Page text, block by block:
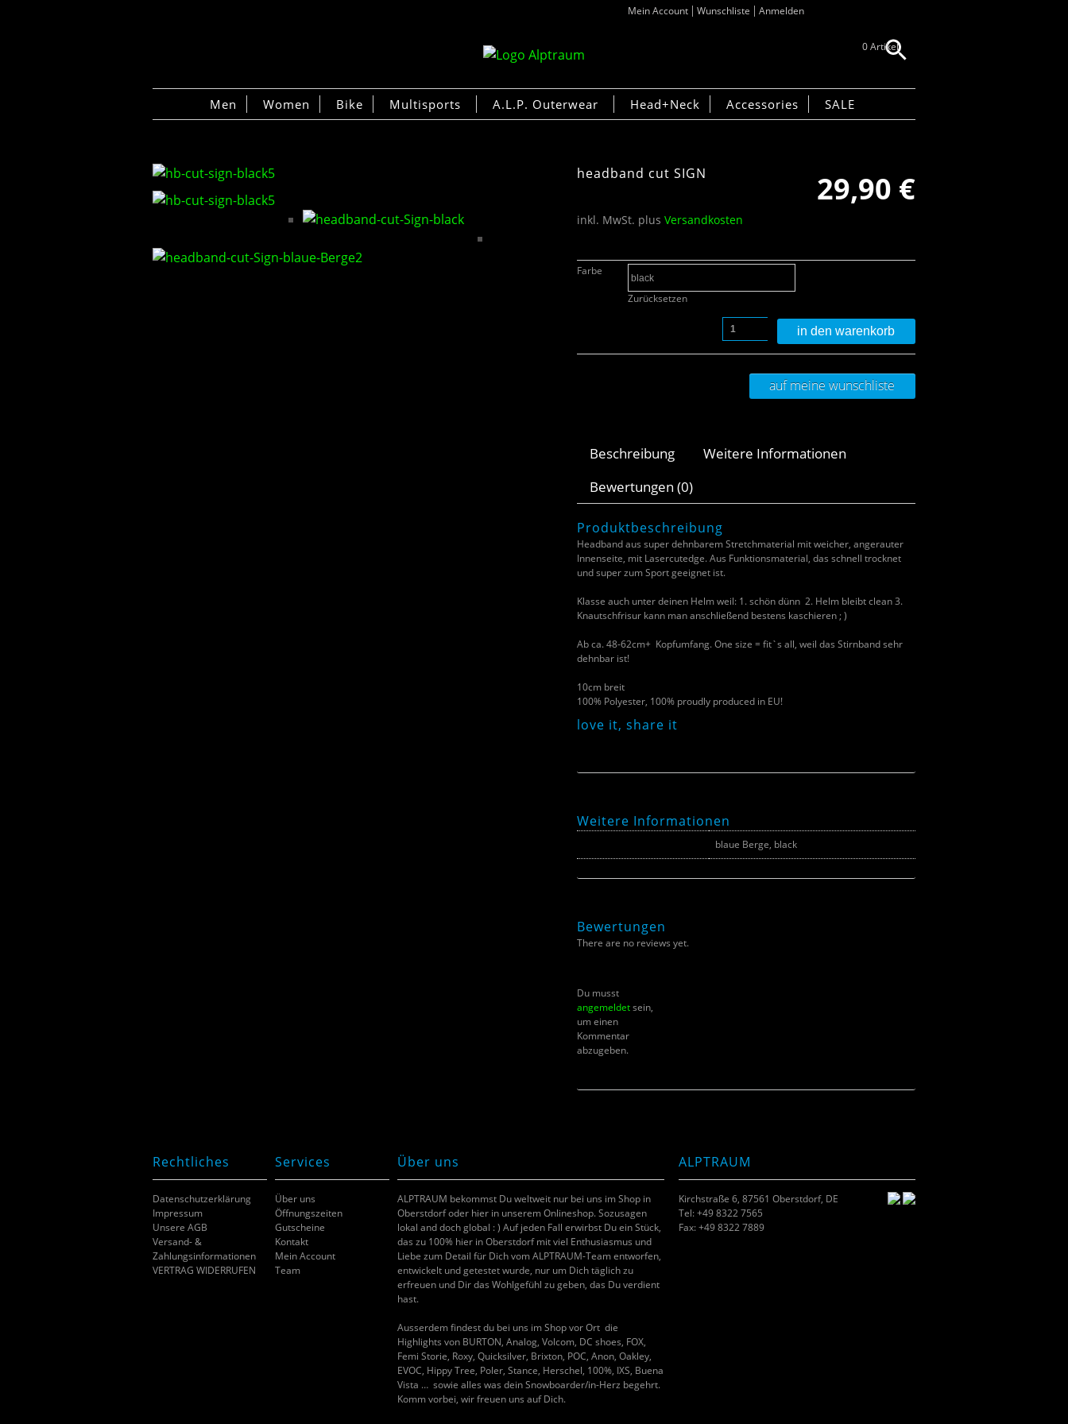
Mein Account Wunschliste Anmelden
0 Artikel
Men Women Bike Multisports A.L.P. Outerwear Head+Neck Accessories SALE
headband cut SIGN 29,90 €
inkl. MwSt. plus Versandkosten
Farbe
Zurücksetzen
in den warenkorb
auf meine wunschliste
Beschreibung
Weitere Informationen
Bewertungen (0)
Produktbeschreibung
Headband aus super dehnbarem Stretchmaterial mit weicher, angerauter
Innenseite, mit Lasercutedge. Aus Funktionsmaterial, das schnell trocknet
und super zum Sport geeignet ist.
Klasse auch unter deinen Helm weil: 1. schön dünn 2. Helm bleibt clean 3.
Knautschfrisur kann man anschließend bestens kaschieren ; )
Ab ca. 48-62cm+ Kopfumfang. One size = fit`s all, weil das Stirnband sehr
dehnbar ist!
10cm breit
100% Polyester, 100% proudly produced in EU!
love it, share it
Weitere Informationen
blaue Berge, black
Bewertungen
There are no reviews yet.
Du musst
angemeldetsein,
um einen
Kommentar
abzugeben.
Rechtliches
Datenschutzerklärung
Impressum
Unsere AGB
Versand- &
Zahlungsinformationen
VERTRAG WIDERRUFEN
Services
Über uns
Öffnungszeiten
Gutscheine
Kontakt
Mein Account
Team
Über uns
ALPTRAUM bekommst Du weltweit nur bei uns im Shop in
Oberstdorf oder hier in unserem Onlineshop. Sozusagen
lokal and doch global : ) Auf jeden Fall erwirbst Du ein Stück,
das zu 100% hier in Oberstdorf mit viel Enthusiasmus und
Liebe zum Detail für Dich vom ALPTRAUM-Team entworfen,
entwickelt und getestet wurde, nur um Dich täglich zu
erfreuen und Dir das Wohlgefühl zu geben, das Du verdient
hast.
Ausserdem findest du bei uns im Shop vor Ort die
Highlights von BURTON, Analog, Volcom, DC shoes, FOX,
Femi Storie, Roxy, Quicksilver, Brixton, POC, Anon, Oakley,
EVOC, Hippy Tree, Poler, Stance, Herschel, 100%, IXS, Buena
Vista … sowie alles was dein Snowboarder/in-Herz begehrt.
Komm vorbei, wir freuen uns auf Dich.
ALPTRAUM
Kirchstraße 6, 87561 Oberstdorf, DE
Tel: +49 8322 7565
Fax: +49 8322 7889